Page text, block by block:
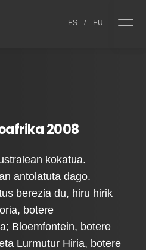
ES / EU
2008
kokatua.
antolatuta dago.
berezia du, hiru hirik
botere
Bloemfontein, botere
Lurmutur Hiria, botere